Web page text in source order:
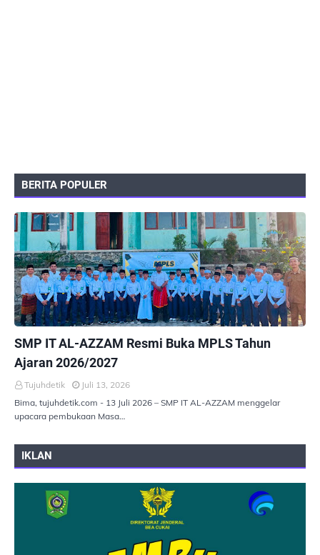
BERITA POPULER
SMP IT AL-AZZAM Resmi Buka MPLS Tahun
Ajaran 2026/2027
Tujuhdetik
Juli 13, 2026
Bima, tujuhdetik.com - 13 Juli 2026 – SMP IT AL-AZZAM menggelar
upacara pembukaan Masa…
IKLAN